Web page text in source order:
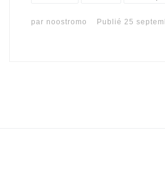
par noostromo Publié25